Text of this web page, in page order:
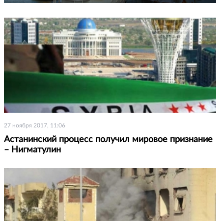
27 ноября 2017, 11:06
Астанинский процесс получил мировое признание
– Нигматулин